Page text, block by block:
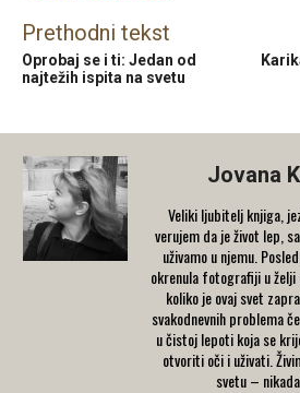
Prethodni tekst
Oprobaj se i ti: Jedan od
najtežih ispita na svetu
Jovana
Veliki ljubitelj knjiga,
verujem da je život lep,
uživamo u njemu.
okrenula fotografiji u želji
koliko je ovaj svet
svakodnevnih problema
u čistoj lepoti koja se
otvoriti oči i uživati.
svetu –